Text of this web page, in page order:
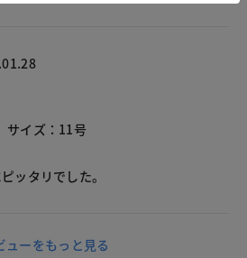
サイズ：11号
ッタリでした。
ューをもっと見る